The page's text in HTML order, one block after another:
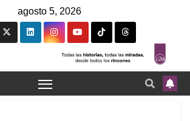
agosto 5, 2026